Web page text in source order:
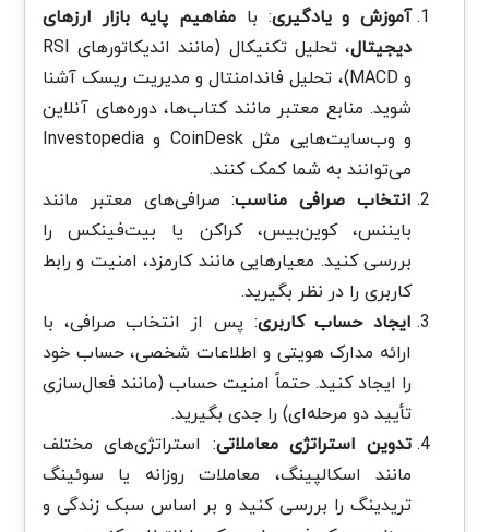
آموزش و یادگیری: با مفاهیم پایه‌ بازار ارزهای
دیجیتال
، تحلیل تکنیکال (مانند اندیکاتورهای RSI
و MACD)، تحلیل فاندامنتال و مدیریت ریسک آشنا
شوید. منابع معتبر مانند کتاب‌ها، دوره‌های آنلاین
و وب‌سایت‌هایی مثل CoinDesk و Investopedia
می‌توانند به شما کمک کنند.
انتخاب صرافی مناسب: صرافی‌های معتبر مانند
بایننس، کوین‌بیس، کراکن یا بیت‌فینکس را
بررسی کنید. معیارهایی مانند کارمزد، امنیت و رابط
کاربری را در نظر بگیرید.
ایجاد حساب کاربری: پس از انتخاب صرافی، با
ارائه مدارک هویتی و اطلاعات شخصی، حساب خود
را ایجاد کنید. حتماً امنیت حساب (مانند فعال‌سازی
تأیید دو مرحله‌ای) را جدی بگیرید.
تدوین استراتژی معاملاتی: استراتژی‌های مختلف
مانند اسکالپینگ، معاملات روزانه یا سوئینگ
تریدینگ را بررسی کنید و بر اساس سبک زندگی و